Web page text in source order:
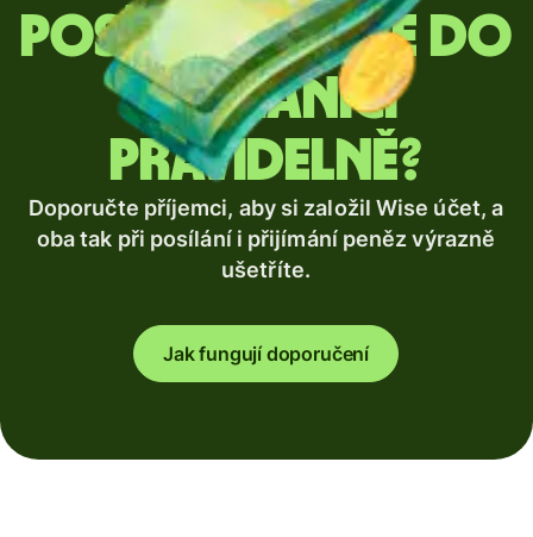
Posíláte peníze do
zahraničí
pravidelně?
Doporučte příjemci, aby si založil Wise účet, a
oba tak při posílání i přijímání peněz výrazně
ušetříte.
Jak fungují doporučení